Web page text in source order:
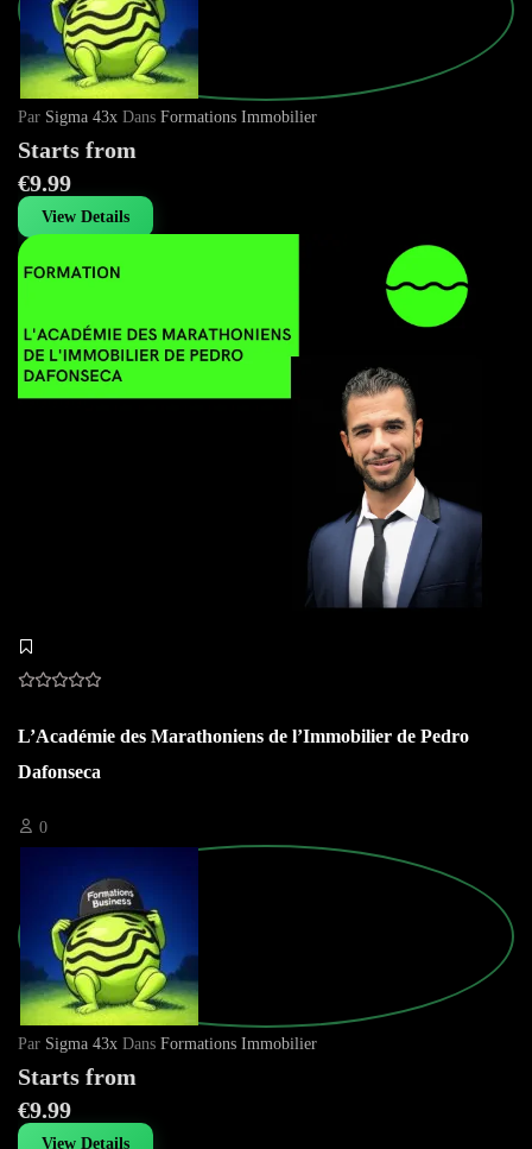
Par Sigma 43x Dans Formations Immobilier
Starts from
€9.99
View Details
L’Académie des Marathoniens de l’Immobilier de Pedro
Dafonseca
0
Par Sigma 43x Dans Formations Immobilier
Starts from
€9.99
View Details